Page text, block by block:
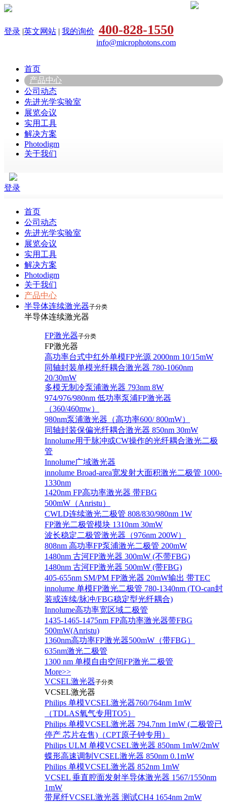
登录 |英文网站 | 我的询价 400-828-1550
info@microphotons.com
首页
产品中心
公司动态
先进光学实验室
展览会议
实用工具
解决方案
Photodigm
关于我们
登录
首页
公司动态
先进光学实验室
展览会议
实用工具
解决方案
Photodigm
关于我们
产品中心
半导体连续激光器子分类
半导体连续激光器
FP激光器子分类
FP激光器
高功率台式中红外单模FP光源 2000nm 10/15mW
同轴封装单模光纤耦合激光器 780-1060nm
20/30mW
多模无制冷泵浦激光器 793nm 8W
974/976/980nm 低功率泵浦FP激光器
（360/460mw）
980nm泵浦激光器（高功率600/ 800mW）
同轴封装保偏光纤耦合激光器 850nm 30mW
Innolume用于脉冲或CW操作的光纤耦合激光二极
管
Innolume广域激光器
innolume Broad-area宽发射大面积激光二极管 1000-
1330nm
1420nm FP高功率激光器 带FBG
500mW（Anristu）
CWLD连续激光二极管 808/830/980nm 1W
FP激光二极管模块 1310nm 30mW
波长稳定二极管激光器（976nm 200W）
808nm 高功率FP泵浦激光二极管 200mW
1480nm 古河FP激光器 300mW (不带FBG)
1480nm 古河FP激光器 500mW (带FBG)
405-655nm SM/PM FP激光器 20mW输出 带TEC
innolume 单模FP激光二极管 780-1340nm (TO-can封
装或连续/脉冲/FBG稳定型光纤耦合)
Innolume高功率宽区域二极管
1435-1465-1475nm FP高功率激光器带FBG
500mW(Anristu)
1360nm高功率FP激光器500mW（带FBG）
635nm激光二极管
1300 nm 单模自由空间FP激光二极管
More>>
VCSEL激光器子分类
VCSEL激光器
Philips 单模VCSEL激光器760/764nm 1mW
（TDLAS氧气专用TO5）
Philips 单模VCSEL激光器 794.7nm 1mW (二极管已
停产 芯片在售)（CPT原子钟专用）
Philips ULM 单模VCSEL激光器 850nm 1mW/2mW
蝶形高速调制VCSEL激光器 850nm 0.1mW
Philips 单模VCSEL激光器 852nm 1mW
VCSEL 垂直腔面发射半导体激光器 1567/1550nm
1mW
带尾纤VCSEL激光器 测试CH4 1654nm 2mW